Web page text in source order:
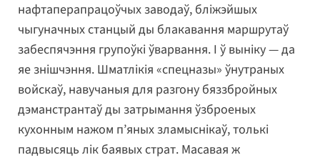
нафтаперапрацоўчых заводаў, бліжэйшых
чыгуначных станцый ды блакавання маршрутаў
забеспячэння групоўкі ўварвання. І ў выніку — да
яе знішчэння. Шматлікія «спецназы» ўнутраных
войскаў, навучаныя для разгону бяззбройных
дэманстрантаў ды затрымання ўзброеных
кухонным нажом п’яных зламыснікаў, толькі
падвысяць лік баявых страт. Масавая ж